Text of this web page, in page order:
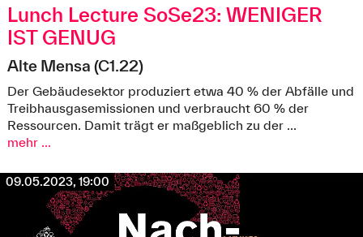
© Dominique Gauzin-Müller
Lunch Lecture SoSe23: WENIGER
IST GENUG
Alte Mensa (C1.22)
Der Gebäudesektor produziert etwa 40 % der Abfälle und
Treibhausgasemissionen und verbraucht 60 % der
Ressourcen. Damit trägt er maßgeblich zu der ...
mehr ...
09.05.2023, 19:00